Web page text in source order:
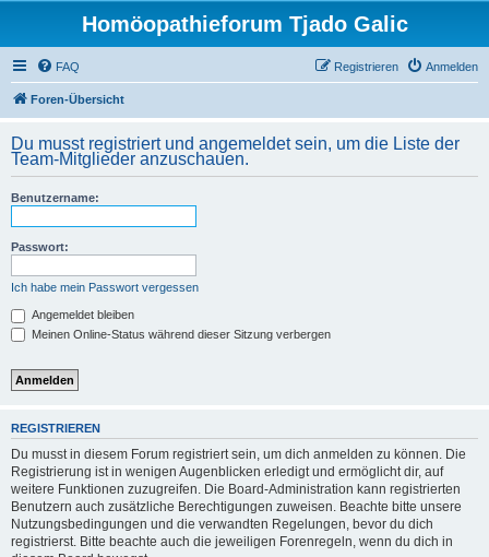
Homöopathieforum Tjado Galic
FAQ Anmelden
Registrieren
Foren-Übersicht
Du musst registriert und angemeldet sein, um die Liste der
Team-Mitglieder anzuschauen.
Benutzername:
Passwort:
Ich habe mein Passwort vergessen
Angemeldet bleiben
Meinen Online-Status während dieser Sitzung verbergen
REGISTRIEREN
Du musst in diesem Forum registriert sein, um dich anmelden zu können. Die
Registrierung ist in wenigen Augenblicken erledigt und ermöglicht dir, auf
weitere Funktionen zuzugreifen. Die Board-Administration kann registrierten
Benutzern auch zusätzliche Berechtigungen zuweisen. Beachte bitte unsere
Nutzungsbedingungen und die verwandten Regelungen, bevor du dich
registrierst. Bitte beachte auch die jeweiligen Forenregeln, wenn du dich in